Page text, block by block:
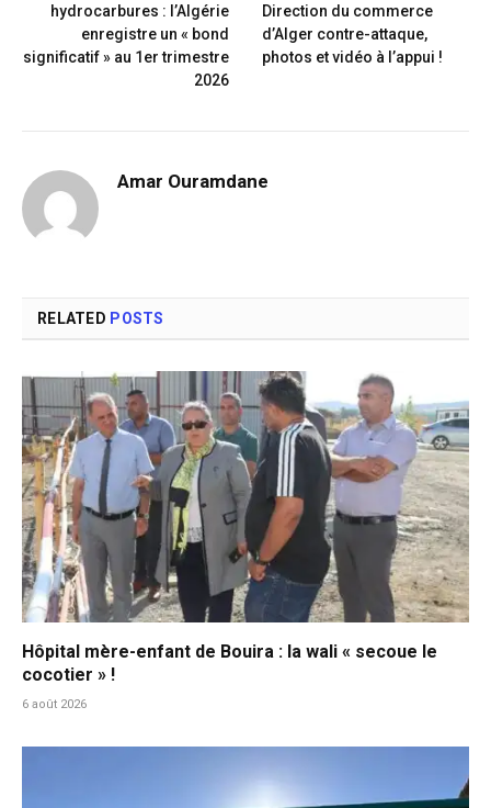
hydrocarbures : l’Algérie
enregistre un « bond
significatif » au 1er trimestre
2026
Direction du commerce
d’Alger contre-attaque,
photos et vidéo à l’appui !
Amar Ouramdane
RELATED POSTS
Hôpital mère-enfant de Bouira : la wali « secoue le
cocotier » !
6 août 2026